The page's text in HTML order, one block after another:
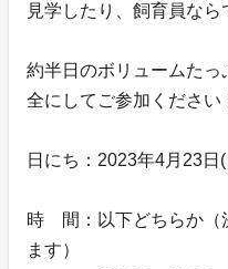
見学したり、飼育員なら
約半日のボリュームた
全にしてご参加ください
日にち：2023年4月23
時 間：以下どちらか（
ます）